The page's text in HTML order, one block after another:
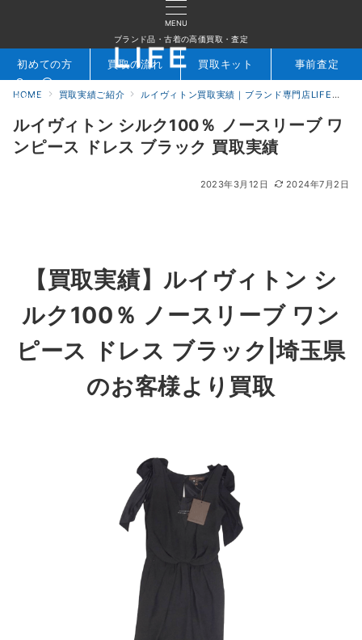
MENU
ブランド品・古着の高価買取・査定
検索 お問合せ
初めての方 買取の流れ 買取キット 事前査定
HOME 買取実績ご紹介 ルイヴィトン買取実績｜ブランド専門店LIFE
ルイヴィトン シルク100％ ノースリーブ ワ
ンピース ドレス ブラック 買取実績
2023年3月12日 2024年7月2日
【買取実績】ルイヴィトン シ
ルク100％ ノースリーブ ワン
ピース ドレス ブラック|埼玉県
のお客様より買取